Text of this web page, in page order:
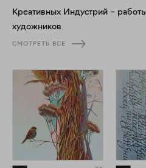
Креативных Индустрий –
художников
СМОТРЕТЬ ВСЕ